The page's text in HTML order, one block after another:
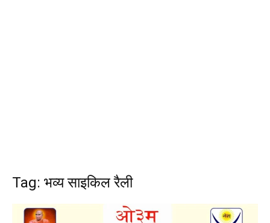
Tag: भव्य साइकिल रैली